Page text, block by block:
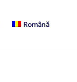
Română